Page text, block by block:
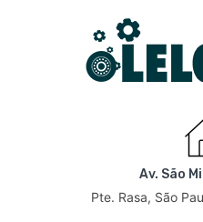
Av. São
Pte. Rasa, São